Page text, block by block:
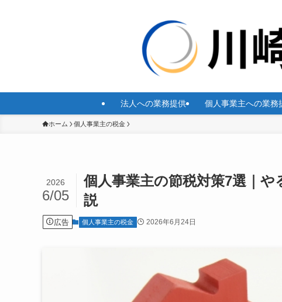
法人への業務提供 個人事業主への業務
ホーム 個人事業主の税金
個人事業主の節税対策7選｜
説
2026
6/05
広告 個人事業主の税金 2026年6月24日